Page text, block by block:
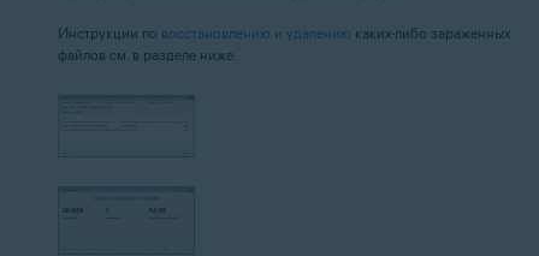
Инструкции по восстановлению и удалению каких-либо зараженных
файлов см. в разделе ниже.